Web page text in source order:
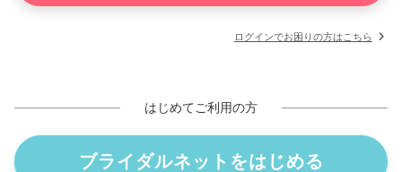
ログインでお困りの方はこちら
はじめてご利用の方
ブライダルネットをはじめる